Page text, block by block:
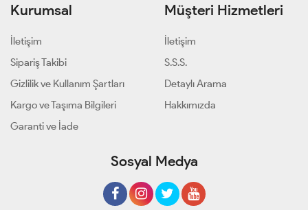
Kurumsal
İletişim
Sipariş Takibi
Gizlilik ve Kullanım Şartları
Kargo ve Taşıma Bilgileri
Garanti ve İade
Müşteri Hizmetleri
İletişim
S.S.S.
Detaylı Arama
Hakkımızda
Sosyal Medya